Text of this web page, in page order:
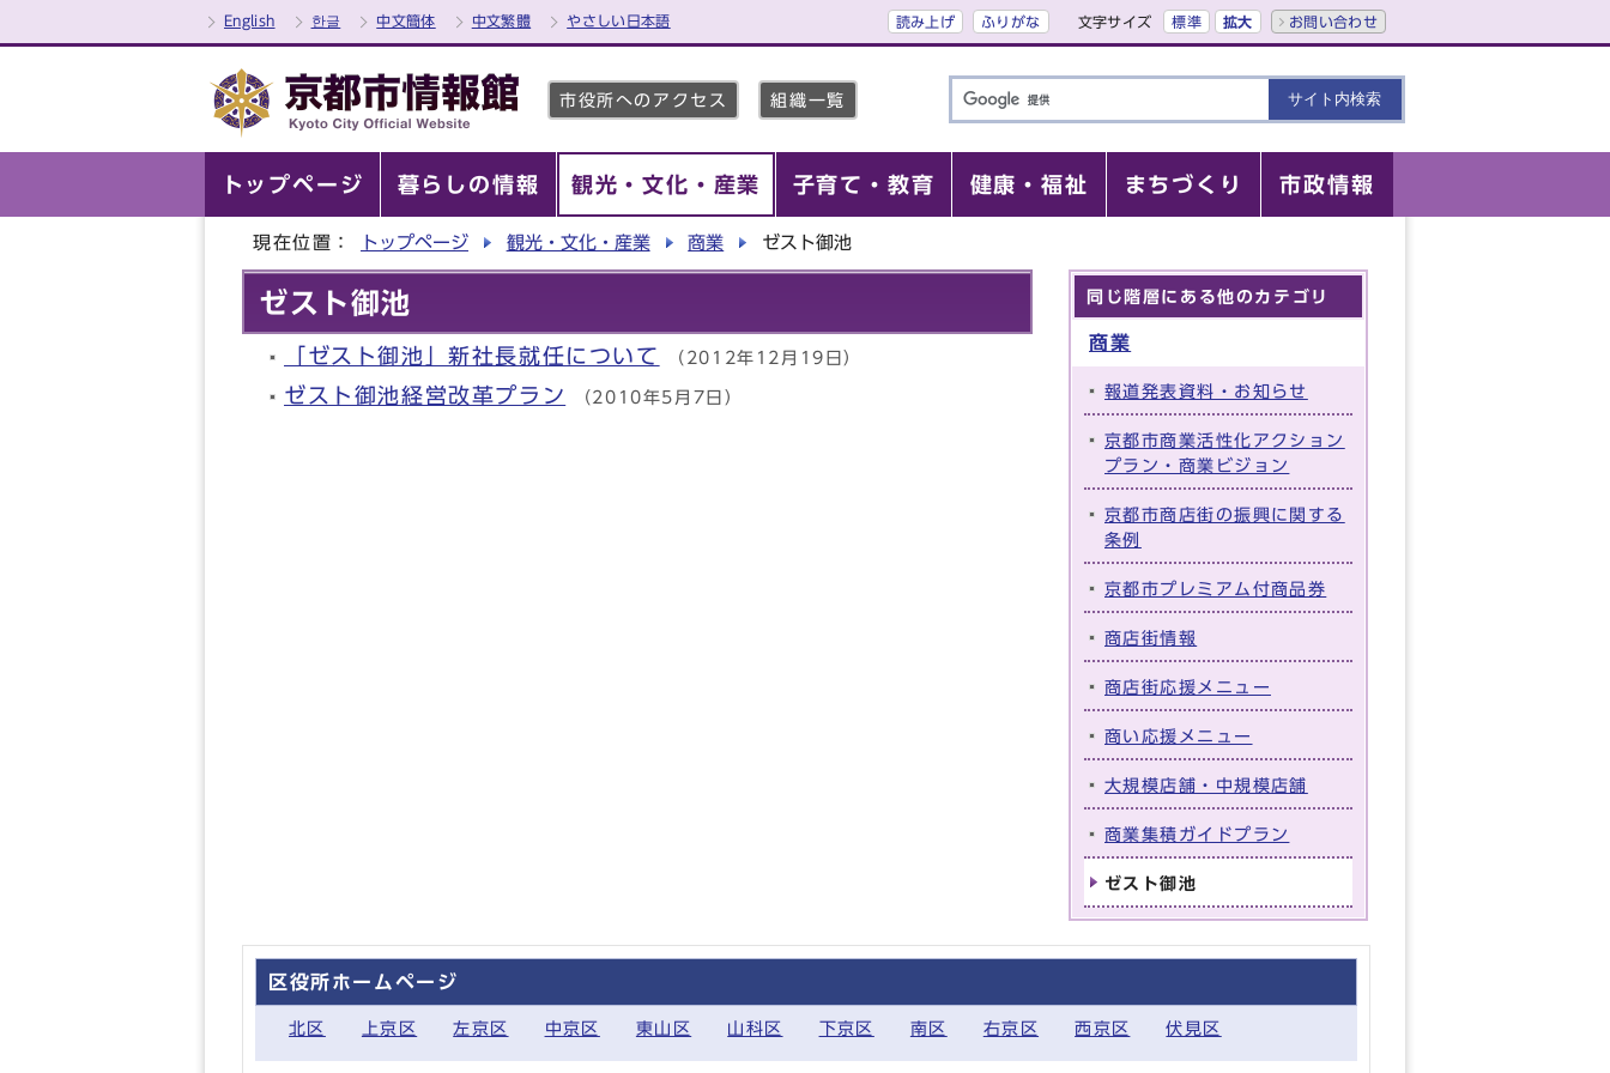
English 한글 中文簡体 中文繁體 やさしい日本語 読み上げ ふりがな 文字サイズ 標準 拡大 お問い合わせ
市役所へのアクセス 組織一覧
トップページ 暮らしの情報 観光・文化・産業 子育て・教育 健康・福祉 まちづくり 市政情報
現在位置： トップページ 観光・文化・産業 商業 ゼスト御池
ゼスト御池
「ゼスト御池」新社長就任について （2012年12月19日）
ゼスト御池経営改革プラン （2010年5月7日）
同じ階層にある他のカテゴリ
商業
報道発表資料・お知らせ
京都市商業活性化アクション
プラン・商業ビジョン
京都市商店街の振興に関する
条例
京都市プレミアム付商品券
商店街情報
商店街応援メニュー
商い応援メニュー
大規模店舗・中規模店舗
商業集積ガイドプラン
ゼスト御池
区役所ホームページ
北区 上京区 左京区 中京区 東山区 山科区 下京区 南区 右京区 西京区 伏見区